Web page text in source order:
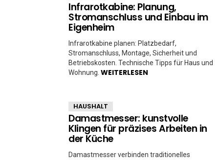
Infrarotkabine: Planung,
Stromanschluss und Einbau im
Eigenheim
Infrarotkabine planen: Platzbedarf,
Stromanschluss, Montage, Sicherheit und
Betriebskosten. Technische Tipps für Haus und
Wohnung. WEITERLESEN
HAUSHALT
Damastmesser: kunstvolle
Klingen für präzises Arbeiten in
der Küche
Damastmesser verbinden traditionelles